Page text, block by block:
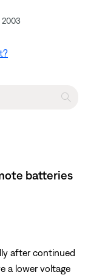
batteries
after continued
a lower voltage